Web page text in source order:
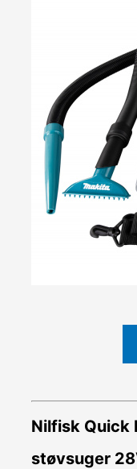
Nilfisk Quick
støvsuger